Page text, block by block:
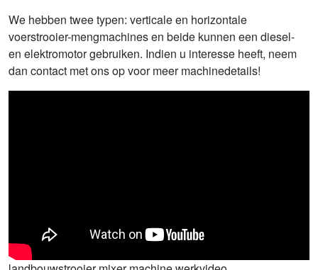
We hebben twee typen: verticale en horizontale
voerstrooier-mengmachines en beide kunnen een diesel-
en elektromotor gebruiken. Indien u interesse heeft, neem
dan contact met ons op voor meer machinedetails!